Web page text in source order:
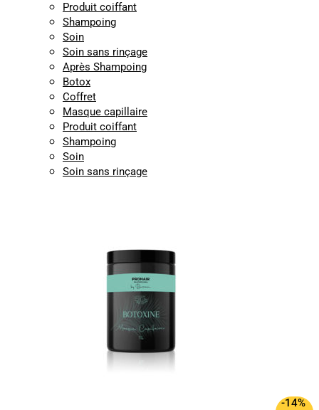
Produit coiffant
Shampoing
Soin
Soin sans rinçage
Après Shampoing
Botox
Coffret
Masque capillaire
Produit coiffant
Shampoing
Soin
Soin sans rinçage
-14%